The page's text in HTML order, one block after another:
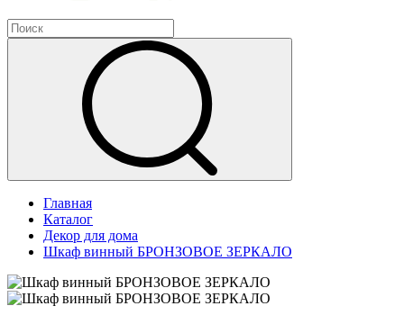
Главная
Каталог
Декор для дома
Шкаф винный БРОНЗОВОЕ ЗЕРКАЛО